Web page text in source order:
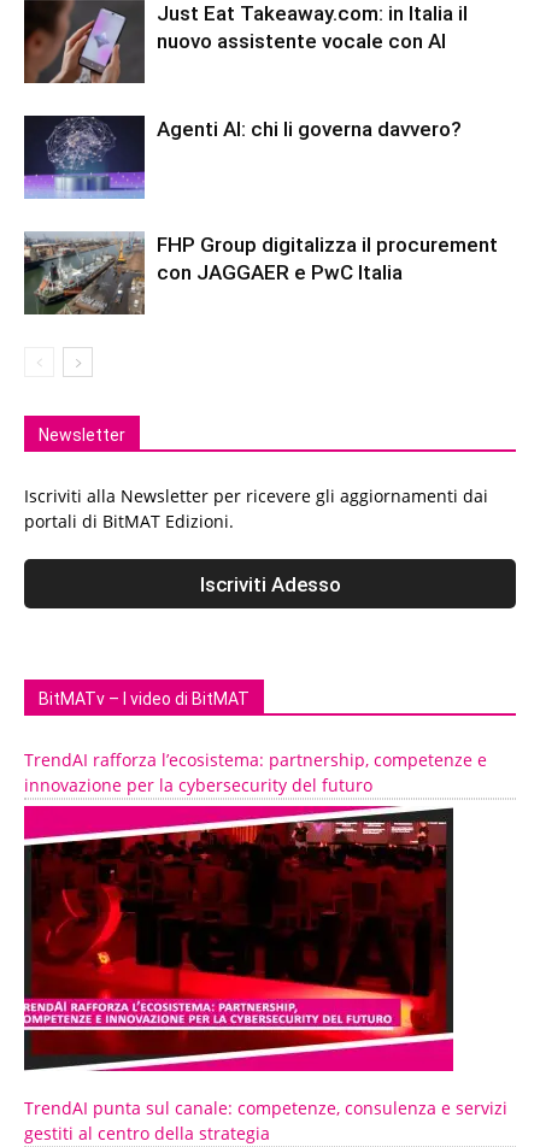
Just Eat Takeaway.com: in Italia il
nuovo assistente vocale con AI
Agenti AI: chi li governa davvero?
FHP Group digitalizza il procurement
con JAGGAER e PwC Italia
Newsletter
Iscriviti alla Newsletter per ricevere gli aggiornamenti dai
portali di BitMAT Edizioni.
BitMATv – I video di BitMAT
TrendAI rafforza l’ecosistema: partnership, competenze e
innovazione per la cybersecurity del futuro
TrendAI punta sul canale: competenze, consulenza e servizi
gestiti al centro della strategia